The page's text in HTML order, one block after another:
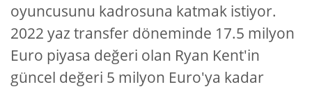
oyuncusunu kadrosuna katmak istiyor.
2022 yaz transfer döneminde 17.5 milyon
Euro piyasa değeri olan Ryan Kent'in
güncel değeri 5 milyon Euro'ya kadar